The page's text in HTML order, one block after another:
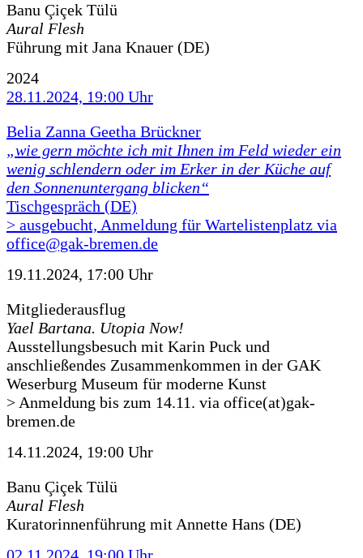
Banu Çiçek Tülü
Aural Flesh
Führung mit Jana Knauer (DE)
2024
28.11.2024, 19:00 Uhr
Belia Zanna Geetha Brückner
„wie gern möchte ich mit Ihnen im Feld wieder ein
wenig schlendern oder im Erker in der Küche auf
den Sonnenuntergang blicken“
Tischgespräch (DE)
> ausgebucht, Anmeldung für Wartelistenplatz via
office@gak-bremen.de
19.11.2024, 17:00 Uhr
Mitgliederausflug
Yael Bartana. Utopia Now!
Ausstellungsbesuch mit Karin Puck und
anschließendes Zusammenkommen in der GAK
Weserburg Museum für moderne Kunst
> Anmeldung bis zum 14.11. via office(at)gak-
bremen.de
14.11.2024, 19:00 Uhr
Banu Çiçek Tülü
Aural Flesh
Kuratorinnenführung mit Annette Hans (DE)